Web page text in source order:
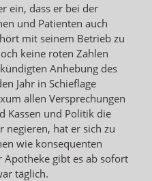
ein, dass er bei der
und Patienten auch
mit seinem Betrieb zu
keine roten Zahlen
Anhebung des
Jahr in Schieflage
allen Versprechungen
Kassen und Politik die
negieren, hat er sich zu
wie konsequenten
Apotheke gibt es ab sofort
täglich.